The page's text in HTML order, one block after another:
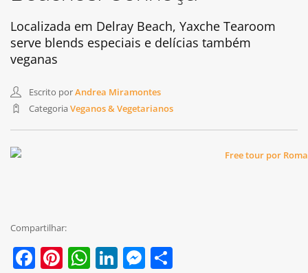
Localizada em Delray Beach, Yaxche Tearoom
serve blends especiais e delícias também
veganas
Escrito porAndrea Miramontes
Categoria Veganos & Vegetarianos
Compartilhar:
Facebook
Pinterest
WhatsApp
LinkedIn
Messenger